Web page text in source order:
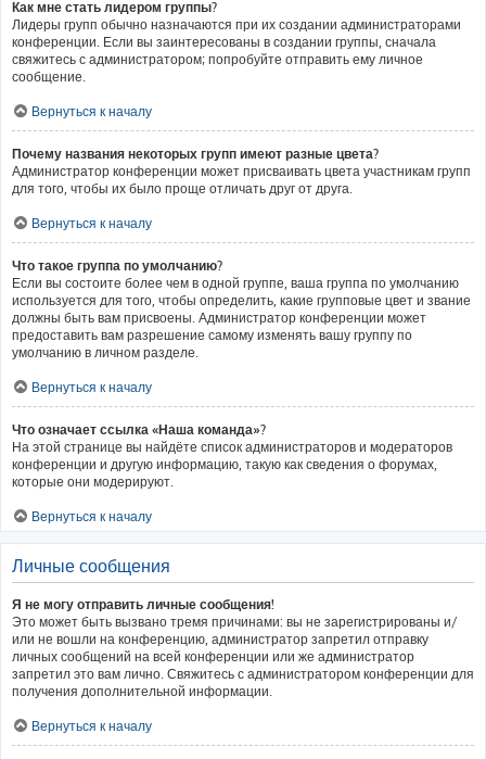
Как мне стать лидером группы?
Лидеры групп обычно назначаются при их создании администраторами
конференции. Если вы заинтересованы в создании группы, сначала
свяжитесь с администратором; попробуйте отправить ему личное
сообщение.
Вернуться к началу
Почему названия некоторых групп имеют разные цвета?
Администратор конференции может присваивать цвета участникам групп
для того, чтобы их было проще отличать друг от друга.
Вернуться к началу
Что такое группа по умолчанию?
Если вы состоите более чем в одной группе, ваша группа по умолчанию
используется для того, чтобы определить, какие групповые цвет и звание
должны быть вам присвоены. Администратор конференции может
предоставить вам разрешение самому изменять вашу группу по
умолчанию в личном разделе.
Вернуться к началу
Что означает ссылка «Наша команда»?
На этой странице вы найдёте список администраторов и модераторов
конференции и другую информацию, такую как сведения о форумах,
которые они модерируют.
Вернуться к началу
Личные сообщения
Я не могу отправить личные сообщения!
Это может быть вызвано тремя причинами: вы не зарегистрированы и/
или не вошли на конференцию, администратор запретил отправку
личных сообщений на всей конференции или же администратор
запретил это вам лично. Свяжитесь с администратором конференции для
получения дополнительной информации.
Вернуться к началу